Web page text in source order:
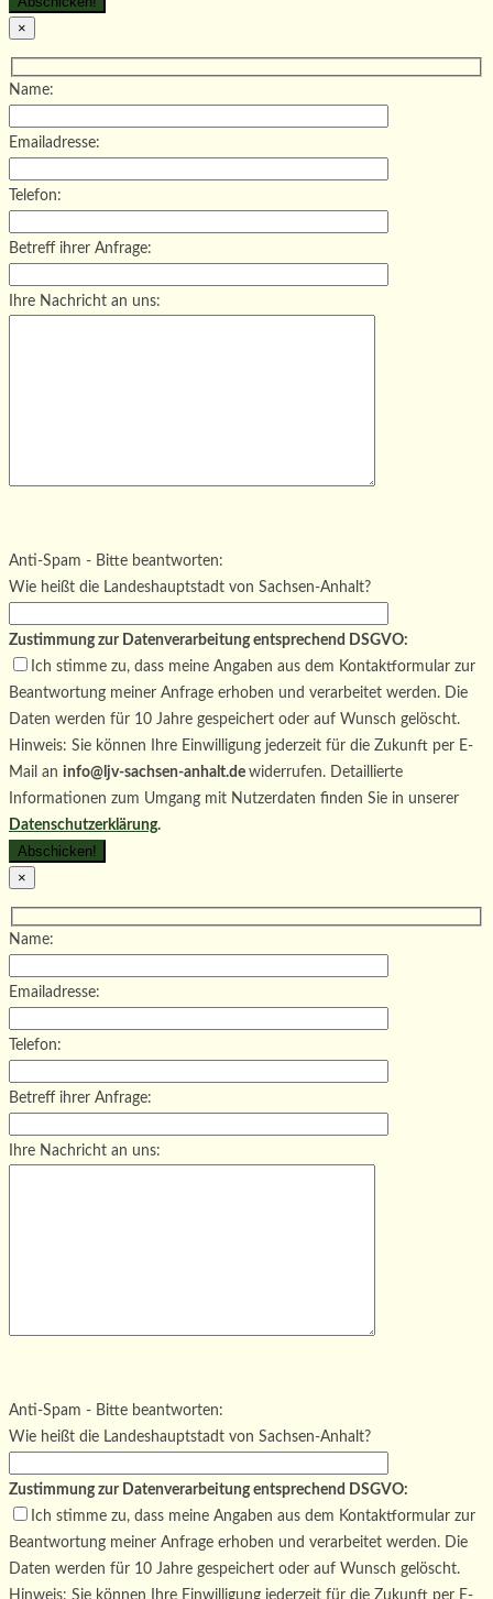
×
Name:
Emailadresse:
Telefon:
Betreff ihrer Anfrage:
Ihre Nachricht an uns:
Bitte lasse dieses Feld leer.
Anti-Spam - Bitte beantworten:
Wie heißt die Landeshauptstadt von Sachsen-Anhalt?
Zustimmung zur Datenverarbeitung entsprechend DSGVO:
Ich stimme zu, dass meine Angaben aus dem Kontaktformular zur
Beantwortung meiner Anfrage erhoben und verarbeitet werden. Die
Daten werden für 10 Jahre gespeichert oder auf Wunsch gelöscht.
Hinweis: Sie können Ihre Einwilligung jederzeit für die Zukunft per E-
Mail an info@ljv-sachsen-anhalt.de widerrufen. Detaillierte
Informationen zum Umgang mit Nutzerdaten finden Sie in unserer
Datenschutzerklärung.
×
Name:
Emailadresse:
Telefon:
Betreff ihrer Anfrage:
Ihre Nachricht an uns:
Bitte lasse dieses Feld leer.
Anti-Spam - Bitte beantworten:
Wie heißt die Landeshauptstadt von Sachsen-Anhalt?
Zustimmung zur Datenverarbeitung entsprechend DSGVO:
Ich stimme zu, dass meine Angaben aus dem Kontaktformular zur
Beantwortung meiner Anfrage erhoben und verarbeitet werden. Die
Daten werden für 10 Jahre gespeichert oder auf Wunsch gelöscht.
Hinweis: Sie können Ihre Einwilligung jederzeit für die Zukunft per E-